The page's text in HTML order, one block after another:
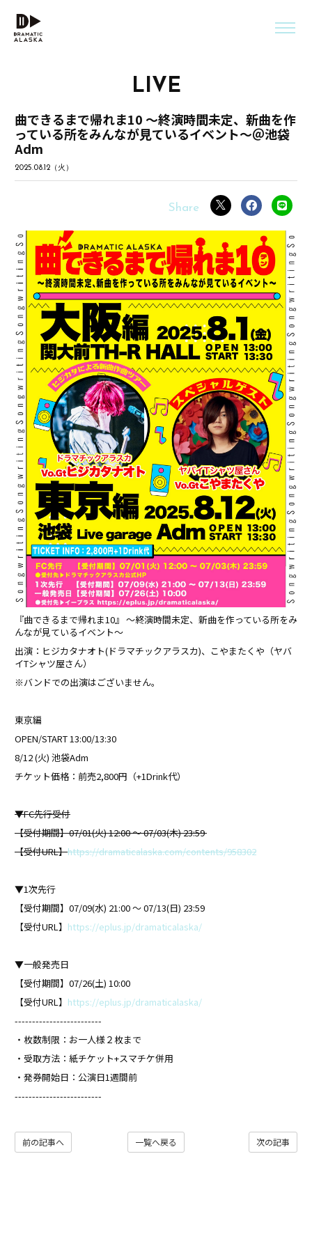
LIVE
曲できるまで帰れま10 〜終演時間未定、新曲を作
っている所をみんなが見ているイベント〜＠池袋
Adm
2025.08.12（火）
『曲できるまで帰れま10』 〜終演時間未定、新曲を作っている所をみ
んなが見ているイベント〜
出演：ヒジカタナオト(ドラマチックアラスカ)、こやまたくや（ヤバ
イTシャツ屋さん）
※バンドでの出演はございません。
東京編
OPEN/START 13:00/13:30
8/12 (火) 池袋Adm
チケット価格：前売2,800円（+1Drink代）
▼FC先行受付
【受付期間】07/01(火) 12:00 ～ 07/03(木) 23:59
【受付URL】https://dramaticalaska.com/contents/958302
▼1次先行
【受付期間】07/09(水) 21:00 ～ 07/13(日) 23:59
【受付URL】 https://eplus.jp/dramaticalaska/
▼一般発売日
【受付期間】07/26(土) 10:00
【受付URL】 https://eplus.jp/dramaticalaska/
-------------------------
・枚数制限：お一人様２枚まで
・受取方法：紙チケット+スマチケ併用
・発券開始日：公演日1週間前
-------------------------
次の記事
一覧へ戻る
前の記事へ